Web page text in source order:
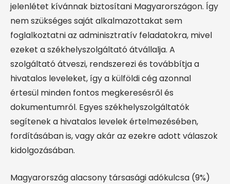
jelenlétet kívánnak biztosítani Magyarországon. Így
nem szükséges saját alkalmazottakat sem
foglalkoztatni az adminisztratív feladatokra, mivel
ezeket a székhelyszolgáltató átvállalja. A
szolgáltató átveszi, rendszerezi és továbbítja a
hivatalos leveleket, így a külföldi cég azonnal
értesül minden fontos megkeresésről és
dokumentumról. Egyes székhelyszolgáltatók
segítenek a hivatalos levelek értelmezésében,
fordításában is, vagy akár az ezekre adott válaszok
kidolgozásában.
Magyarország alacsony társasági adókulcsa (9%)